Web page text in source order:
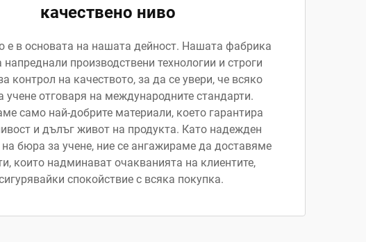
качествено ниво
е в основата на нашата дейност. Нашата фабрика
напреднали производствени технологии и строги
контрол на качеството, за да се увери, че всяко
учене отговаря на международните стандарти.
само най-добрите материали, което гарантира
и дълъг живот на продукта. Като надежден
бюра за учене, ние се ангажираме да доставяме
които надминават очакванията на клиентите,
спокойствие с всяка покупка.